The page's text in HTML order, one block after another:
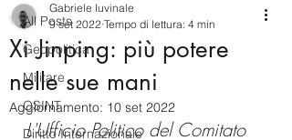
All Posts
Geopolitica
Militare
OSINT
Diritto Internazionale
Xi Jinping: più potere
nelle sue mani
Gabriele Iuvinale
9 set 2022 Tempo di lettura: 4 min
Aggiornamento: 10 set 2022
L'Ufficio Politico del Comitato